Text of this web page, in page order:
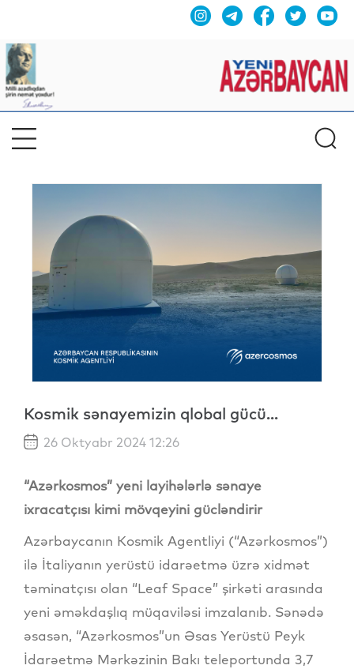
Kosmik sənayemizin qlobal gücü...
26 Oktyabr 2024 12:26
“Azərkosmos” yeni layihələrlə sənaye
ixracatçısı kimi mövqeyini gücləndirir
Azərbaycanın Kosmik Agentliyi (“Azərkosmos”)
ilə İtaliyanın yerüstü idarəetmə üzrə xidmət
təminatçısı olan “Leaf Space” şirkəti arasında
yeni əməkdaşlıq müqaviləsi imzalanıb. Sənədə
əsasən, “Azərkosmos”un Əsas Yerüstü Peyk
İdarəetmə Mərkəzinin Bakı teleportunda 3,7